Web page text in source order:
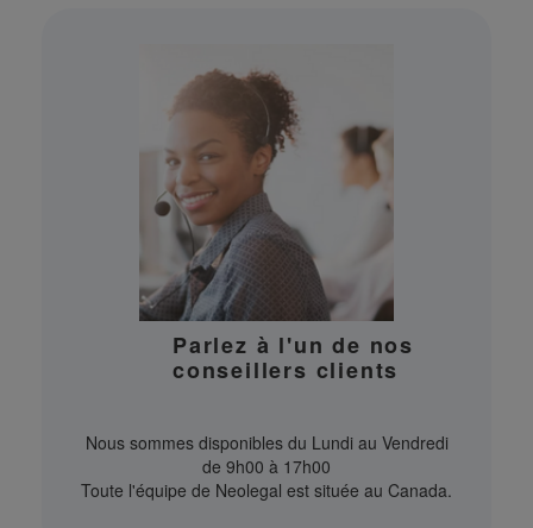
Parlez à l'un de nos
conseillers clients
Nous sommes disponibles du Lundi au Vendredi
de 9h00 à 17h00
Toute l'équipe de Neolegal est située au Canada.